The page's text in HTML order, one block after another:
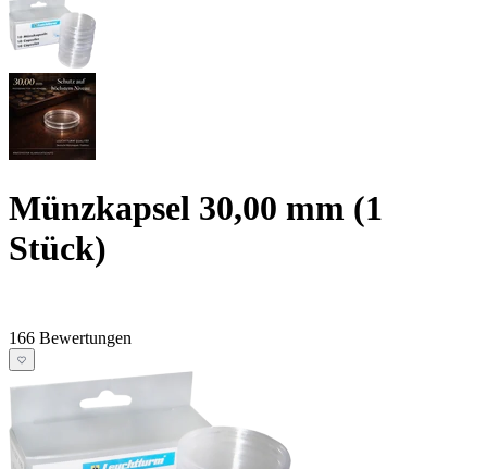
Münzkapsel 30,00 mm (1
Stück)
166 Bewertungen